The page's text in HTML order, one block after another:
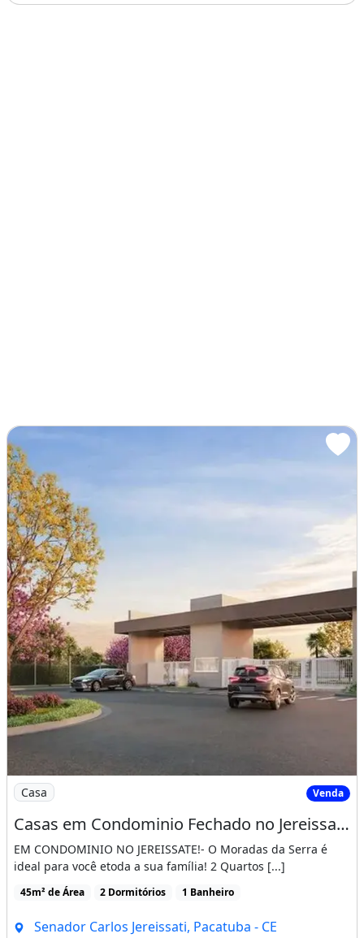
Imagem: Casas em Condominio Fechado no Jereissate
Casa Venda
Casas em Condominio Fechado no Jereissate 3, Entrada Facilitada em Ate 60X, Aproveite!
EM CONDOMINIO NO JEREISSATE!- O Moradas da Serra é
ideal para você etoda a sua família! 2 Quartos [...]
45m² de Área 2 Dormitórios 1 Banheiro
Senador Carlos Jereissati, Pacatuba - CE